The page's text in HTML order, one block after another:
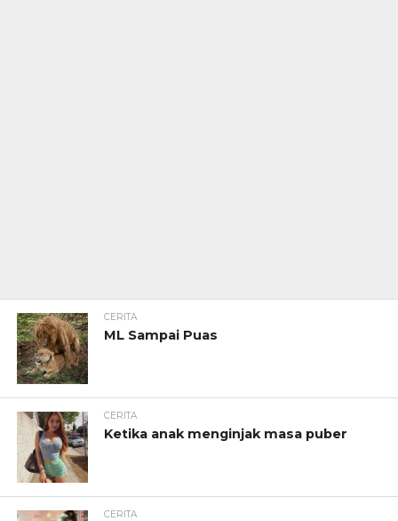
CERITA
ML Sampai Puas
CERITA
Ketika anak menginjak masa puber
CERITA